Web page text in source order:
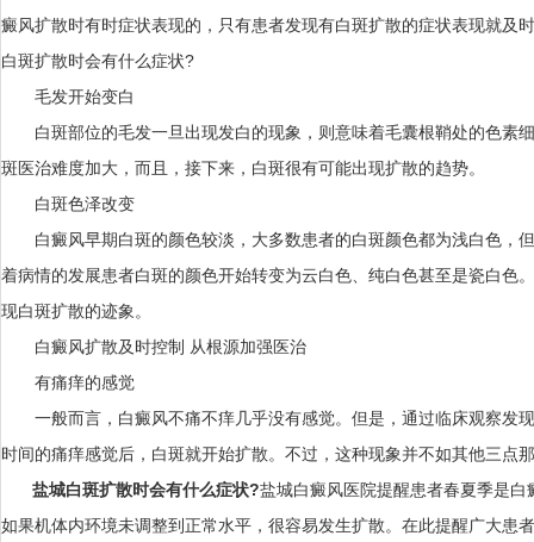
癜风扩散时有时症状表现的，只有患者发现有白斑扩散的症状表现就及
白斑扩散时会有什么症状?
毛发开始变白
白斑部位的毛发一旦出现发白的现象，则意味着毛囊根鞘处的色素
斑医治难度加大，而且，接下来，白斑很有可能出现扩散的趋势。
白斑色泽改变
白癜风早期白斑的颜色较淡，大多数患者的白斑颜色都为浅白色，
着病情的发展患者白斑的颜色开始转变为云白色、纯白色甚至是瓷白色
现白斑扩散的迹象。
白癜风扩散及时控制 从根源加强医治
有痛痒的感觉
一般而言，白癜风不痛不痒几乎没有感觉。但是，通过临床观察发
时间的痛痒感觉后，白斑就开始扩散。不过，这种现象并不如其他三点
盐城白斑扩散时会有什么症状?盐城白癜风医院提醒患者春夏季是
如果机体内环境未调整到正常水平，很容易发生扩散。在此提醒广大患
吗
吗？白癜风... [详细]